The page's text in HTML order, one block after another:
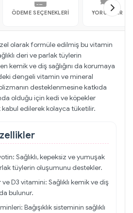
ÖDEME SEÇENEKLERI YORUMLAR
olarak formüle edilmiş bu vitamin
deri ve parlak tüylerin
kemik ve diş sağlığını da korumaya
dengeli vitamin ve mineral
desteklenmesine katkıda
olduğu için kedi ve köpekler
edilerek kolayca tüketilir.
Sağlıklı, kepeksiz ve yumuşak
tüylerin oluşumunu destekler.
D3 vitamini: Sağlıklı kemik ve diş
bulunur.
Bağışıklık sisteminin sağlıklı